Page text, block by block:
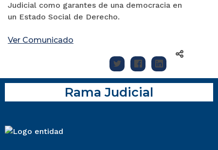
Judicial como garantes de una democracia en
un Estado Social de Derecho.
Ver Comunicado
Rama Judicial